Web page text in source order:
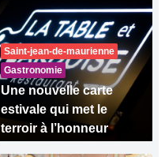
Saint-jean-de-maurienne
Gastronomie
Une nouvelle carte
estivale qui met le
terroir à l’honneur